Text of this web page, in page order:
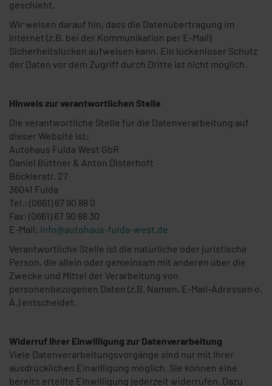
geschieht.
Wir weisen darauf hin, dass die Datenübertragung im
Internet (z.B. bei der Kommunikation per E-Mail)
Sicherheitslücken aufweisen kann. Ein lückenloser Schutz
der Daten vor dem Zugriff durch Dritte ist nicht möglich.
Hinweis zur verantwortlichen Stelle
Die verantwortliche Stelle für die Datenverarbeitung auf
dieser Website ist:
Autohaus Fulda West GbR
Daniel Büttner & Anton Disterhoft
Böcklerstr. 27
36041 Fulda
Tel.: (0661) 67 90 88 0
Fax: (0661) 67 90 88 30
E-Mail: info@autohaus-fulda-west.de
Verantwortliche Stelle ist die natürliche oder juristische
Person, die allein oder gemeinsam mit anderen über die
Zwecke und Mittel der Verarbeitung von
personenbezogenen Daten (z.B. Namen, E-Mail-Adressen o.
Ä.) entscheidet.
Widerruf Ihrer Einwilligung zur Datenverarbeitung
Viele Datenverarbeitungsvorgänge sind nur mit Ihrer
ausdrücklichen Einwilligung möglich. Sie können eine
bereits erteilte Einwilligung jederzeit widerrufen. Dazu